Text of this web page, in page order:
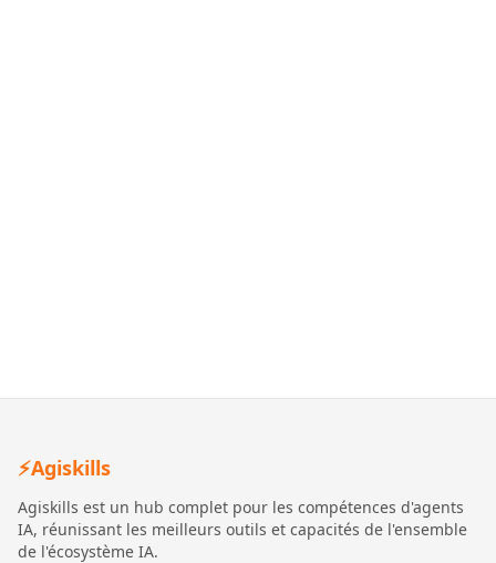
⚡Agiskills
Agiskills est un hub complet pour les compétences d'agents
IA, réunissant les meilleurs outils et capacités de l'ensemble
de l'écosystème IA.